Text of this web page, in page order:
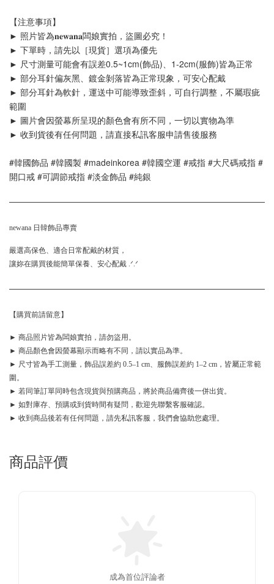
【注意事項】
► 照片皆為𝐧𝐞𝐰𝐚𝐧𝐚闆娘實拍，盜圖必究！
► 下單時，請先以［現貨］選項為優先
► 尺寸測量可能會有誤差0.5~1cm(飾品)、1-2cm(服飾)皆為正常
► 部分耳針偏灰黑、鍍金剝落皆為正常現象，可安心配戴
► 部分耳針為軟針，運送中可能導致歪斜，可自行調整，不屬瑕疵
範圍
► 圖片會因螢幕所呈現的顏色會有所不同，一切以實物為準
► 收到貨後有任何問題，請直接私訊客服申請售後服務
#韓國飾品 #韓國製 #madeinkorea #韓國空運 #戒指 #大尺碼戒指 #
開口戒 #可調節戒指 #淡金飾品 #純銀
newana 日韓飾品專賣
嚴選高保色、適合日常配戴的材質，
讓妳在購買後能簡單保養、安心配戴 .ᐟ.ᐟ
【購買前請留意】
► 商品照片皆為闆娘實拍，請勿盜用。
► 商品顏色會因螢幕顯示而略有不同，請以實品為準。
► 尺寸皆為手工測量，飾品誤差約 0.5–1 cm、服飾誤差約 1–2 cm，皆屬正常範
圍。
► 若同筆訂單同時包含現貨與預購商品，將於商品備齊後一併出貨。
► 如對庫存、預購或到貨時間有疑問，歡迎先聯繫客服確認。
► 收到商品後若有任何問題，請先私訊客服，我們會協助您處理。
商品評價
成為首位評論者